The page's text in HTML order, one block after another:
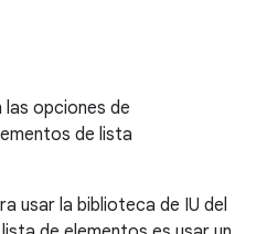
las opciones de
de lista
usar la biblioteca de IU del